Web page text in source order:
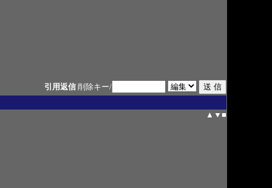
引用返信 削除キー/
▲ ▼ ■